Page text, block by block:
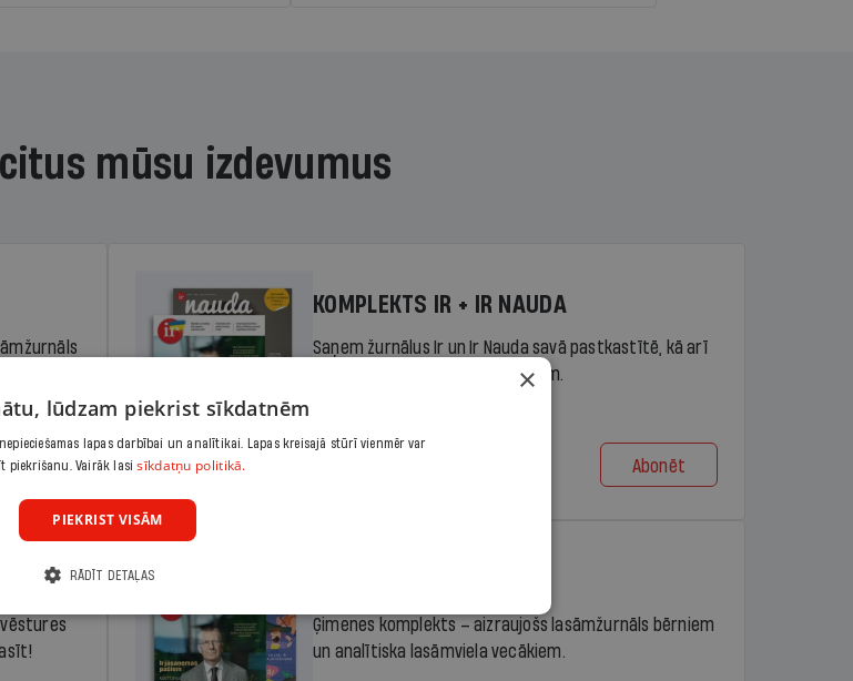
mūsu izdevumus
KOMPLEKTS IR + IR NAUDA
Saņem žurnālus Ir un Ir Nauda savā pastkastītē, kā arī
pilnu piekļuvi portāla ir.lv saturam.
Cena
Abonēt
Ģimenes komplekts – aizraujošs lasāmžurnāls bērniem
un analītiska lasāmviela vecākiem.
×
lūdzam piekrist sīkdatnēm
lapas darbībai un analītikai. Lapas kreisajā stūrī vienmēr var
piekrišanu. Vairāk lasisīkdatņu politikā.
PIEKRIST VISĀM
RĀDĪT DETAĻAS